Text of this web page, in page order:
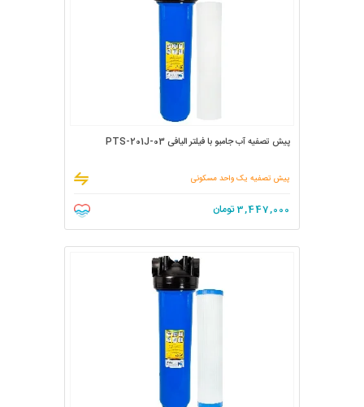
پیش تصفیه آب جامبو با فیلتر الیافی PTS-201J-03
پیش تصفیه یک واحد مسکونی
3,447,000تومان